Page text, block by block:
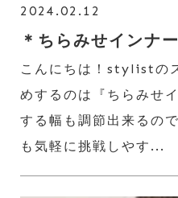
2024.02.12
＊ちらみせインナ
こんにちは！stylistの
めするのは『ちらみせ
する幅も調節出来るの
も気軽に挑戦しやす...